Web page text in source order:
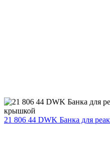
21 806 44 DWK Банка для